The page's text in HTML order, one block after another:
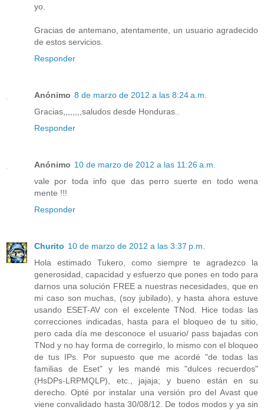
yo.
Gracias de antemano, atentamente, un usuario agradecido
de estos servicios.
Responder
Anónimo 8 de marzo de 2012 a las 8:24 a.m.
Gracias,,,,,,,,saludos desde Honduras..
Responder
Anónimo 10 de marzo de 2012 a las 11:26 a.m.
vale por toda info que das perro suerte en todo wena
mente !!!
Responder
Churito 10 de marzo de 2012 a las 3:37 p.m.
Hola estimado Tukero, como siempre te agradezco la
generosidad, capacidad y esfuerzo que pones en todo para
darnos una solución FREE a nuestras necesidades, que en
mi caso son muchas, (soy jubilado), y hasta ahora estuve
usando ESET-AV con el excelente TNod. Hice todas las
correcciones indicadas, hasta para el bloqueo de tu sitio,
pero cada día me desconoce el usuario/ pass bajadas con
TNod y no hay forma de corregirlo, lo mismo con el bloqueo
de tus IPs. Por supuesto que me acordé "de todas las
familias de Eset" y les mandé mis "dulces recuerdos"
(HsDPs-LRPMQLP), etc., jajaja; y bueno están en su
derecho. Opté por instalar una versión pro del Avast que
viene convalidado hasta 30/08/12. De todos modos y ya sin